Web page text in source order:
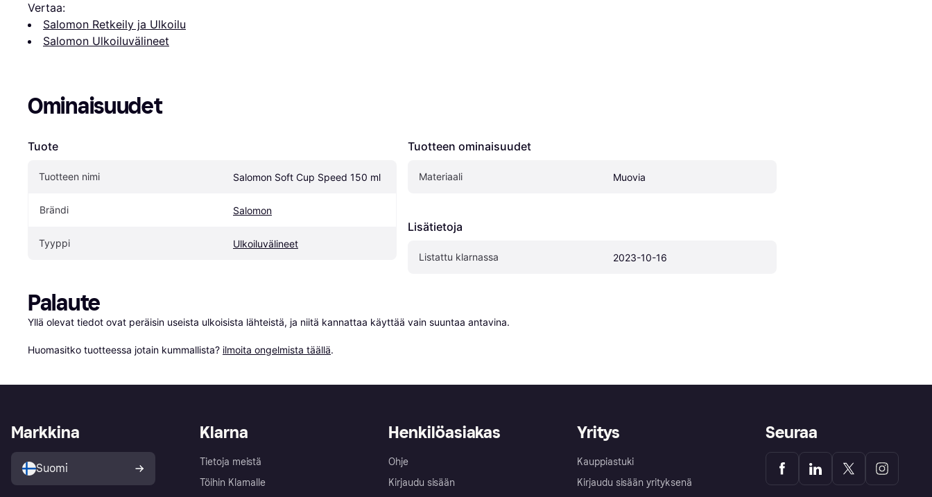
Vertaa:
Salomon Retkeily ja Ulkoilu
Salomon Ulkoiluvälineet
Ominaisuudet
Tuote
Tuotteen nimi Salomon Soft Cup Speed 150 ml
Brändi Salomon
Tyyppi Ulkoiluvälineet
Tuotteen ominaisuudet
Materiaali Muovia
Lisätietoja
Listattu klarnassa 2023-10-16
Palaute
Yllä olevat tiedot ovat peräisin useista ulkoisista lähteistä, ja niitä kannattaa käyttää vain suuntaa antavina.
Huomasitko tuotteessa jotain kummallista? ilmoita ongelmista täällä.
Klarna
Tietoja meistä
Töihin Klarnalle
Henkilöasiakas
Ohje
Kirjaudu sisään
Yritys
Kauppiastuki
Kirjaudu sisään yrityksenä
Markkina
Suomi
Seuraa